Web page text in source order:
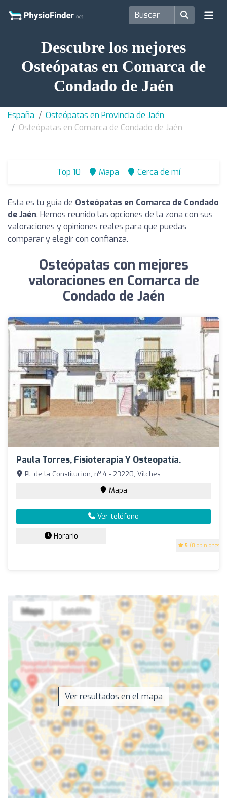
Descubre los mejores
Osteópatas en Comarca de
Condado de Jaén
España
Osteópatas en Provincia de Jaén
Osteópatas en Comarca de Condado de Jaén
Top 10 Mapa Cerca de mí
Esta es tu guía de Osteópatas en Comarca de Condado
de Jaén. Hemos reunido las opciones de la zona con sus
valoraciones y opiniones reales para que puedas
comparar y elegir con confianza.
Osteópatas con mejores
valoraciones en Comarca de
Condado de Jaén
Paula Torres, Fisioterapia Y Osteopatía.
5 (8 opiniones)
Pl. de la Constitucion, nº 4 - 23220, Vilches
Mapa
Ver teléfono
Horario
Ver resultados en el mapa